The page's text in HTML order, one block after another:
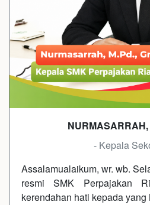
NURMASARRAH,
- Kepala
Assalamualaikum, wr. wb.
resmi SMK Perpajakan
kerendahan hati kepada